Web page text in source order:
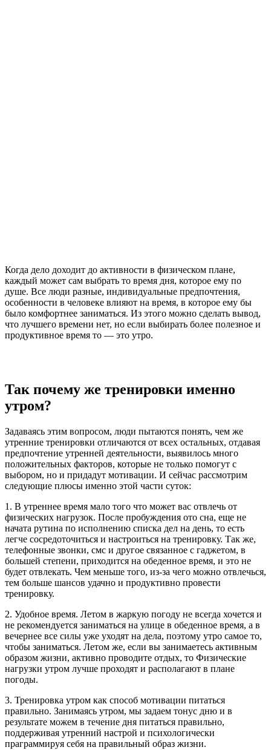
Когда дело доходит до активности в физическом плане,
каждый может сам выбрать то время дня, которое ему по
душе. Все люди разные, индивидуальные предпочтения,
особенности в человеке влияют на время, в которое ему бы
было комфортнее заниматься. Из этого можно сделать вывод,
что лучшего времени нет, но если выбирать более полезное и
продуктивное время то — это утро.
Так почему же тренировки именно
утром?
Задаваясь этим вопросом, люди пытаются понять, чем же
утренние тренировки отличаются от всех остальных, отдавая
предпочтение утренней деятельности, выявилось много
положительных факторов, которые не только помогут с
выбором, но и придадут мотивации. И сейчас рассмотрим
следующие плюсы именно этой части суток:
1. В утреннее время мало того что может вас отвлечь от
физических нагрузок. После пробуждения ото сна, еще не
начата рутина по исполнению списка дел на день, то есть
легче сосредоточиться и настроиться на тренировку. Так же,
телефонные звонки, смс и другое связанное с гаджетом, в
большей степени, приходится на обеденное время, и это не
будет отвлекать. Чем меньше того, из-за чего можно отвлечься,
тем больше шансов удачно и продуктивно провести
тренировку.
2. Удобное время. Летом в жаркую погоду не всегда хочется и
не рекомендуется заниматься на улице в обеденное время, а в
вечернее все силы уже уходят на дела, поэтому утро самое то,
чтобы заниматься. Летом же, если вы занимаетесь активным
образом жизни, активно проводите отдых, то Физические
нагрузки утром лучше проходят и располагают в плане
погоды.
3. Тренировка утром как способ мотивации питаться
правильно. Занимаясь утром, мы задаем тонус дню и в
результате можем в течение дня питаться правильно,
поддерживая утренний настрой и психологически
праграммируя себя на правильный образ жизни.